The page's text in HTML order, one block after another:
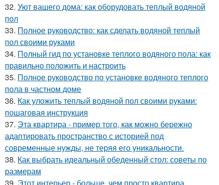
32. Уют вашего дома: как оборудовать теплый водяной
пол
33. Полное руководство: как сделать водяной теплый
пол своими руками
34. Полный гид по установке теплого водяного пола: как
правильно положить и настроить
35. Полное руководство по установке водяного теплого
пола в частном доме
36. Как уложить теплый водяной пол своими руками:
пошаговая инструкция
37. Эта квартира - пример того, как можно бережно
адаптировать пространство с историей под
современные нужды, не теряя его уникальности.
38. Как выбрать идеальный обеденный стол: советы по
размерам
39. Этот интерьер - больше, чем просто квартира.